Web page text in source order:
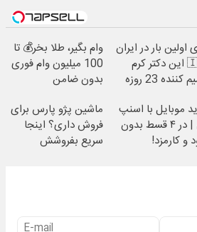
اولین بار در ایران
🇮🇷 این دکتر کرم
ترمیم کننده 23 روزه
وام بگیر، طلا بخر💰 تا
100 میلیون وام فوری
بدون ضامن
موبایل با اسنپ
پی | در ۴ قسط بدون
و کارمزد!
ماشین پژو پارس برای
فروش داری؟ اینجا
سریع بفروشش